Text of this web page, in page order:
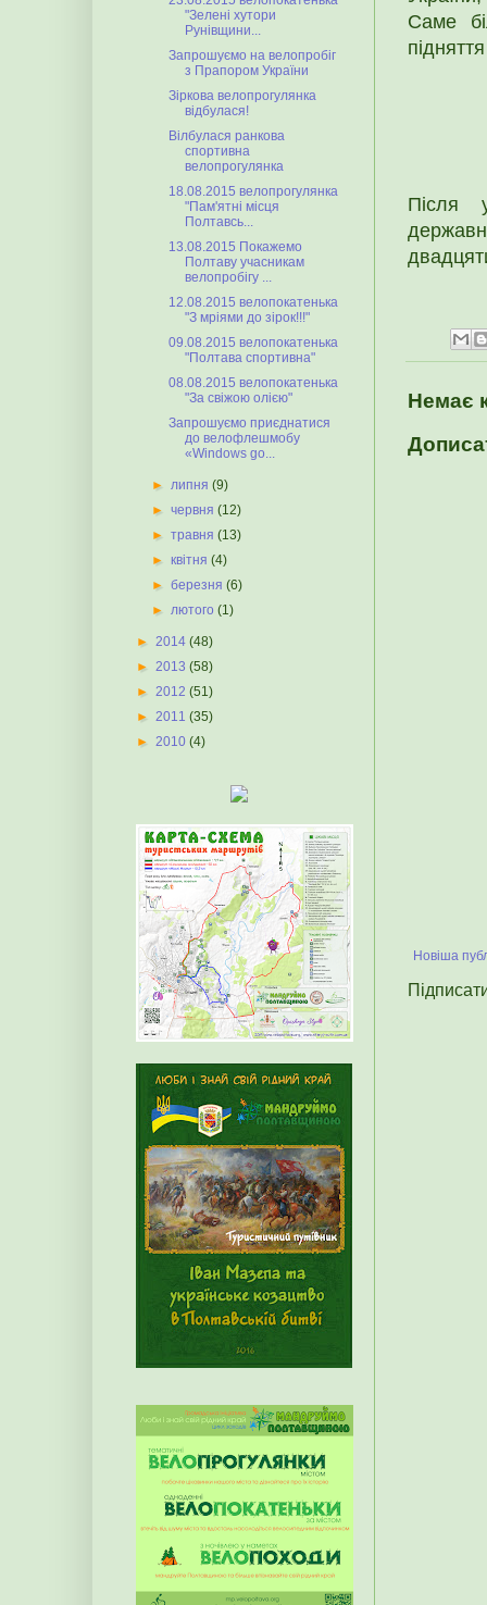
Саме
Після
Немає
Новіша
"Зелені хутори
Рунівщини...
Запрошуємо на велопробіг
з Прапором України
Зіркова велопрогулянка
відбулася!
Вілбулася ранкова
спортивна
велопрогулянка
18.08.2015 велопрогулянка
"Пам'ятні місця
Полтавсь...
13.08.2015 Покажемо
Полтаву учасникам
велопробігу ...
12.08.2015 велопокатенька
"З мріями до зірок!!!"
09.08.2015 велопокатенька
"Полтава спортивна"
08.08.2015 велопокатенька
"За свіжою олією"
Запрошуємо приєднатися
до велофлешмобу
«Windows go...
►липня(9)
►червня(12)
►травня(13)
►квітня(4)
►березня(6)
►лютого(1)
► 2014 (48)
► 2013 (58)
► 2012 (51)
► 2011 (35)
► 2010 (4)